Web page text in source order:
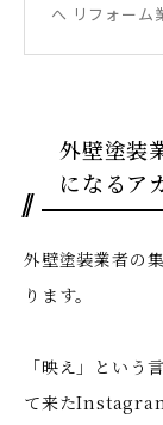
へ リフォー
外壁塗装
になるア
外壁塗装業者の
ります。
「映え」という
て来た